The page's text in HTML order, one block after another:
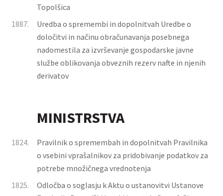
Topolšica
1887.
Uredba o spremembi in dopolnitvah Uredbe o
določitvi in načinu obračunavanja posebnega
nadomestila za izvrševanje gospodarske javne
službe oblikovanja obveznih rezerv nafte in njenih
derivatov
MINISTRSTVA
1824.
Pravilnik o spremembah in dopolnitvah Pravilnika
o vsebini vprašalnikov za pridobivanje podatkov za
potrebe množičnega vrednotenja
1825.
Odločba o soglasju k Aktu o ustanovitvi Ustanove